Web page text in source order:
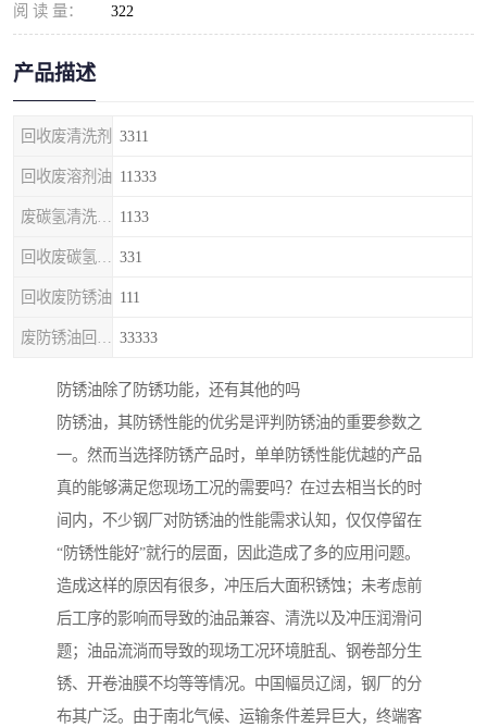
阅 读 量： 322
产品描述
回收废清洗剂 3311
回收废溶剂油 11333
1133
331
回收废防锈油 111
33333
防锈油除了防锈功能，还有其他的吗
防锈油，其防锈性能的优劣是评判防锈油的重要参数之
一。然而当选择防锈产品时，单单防锈性能优越的产品
真的能够满足您现场工况的需要吗？在过去相当长的时
间内，不少钢厂对防锈油的性能需求认知，仅仅停留在
“防锈性能好”就行的层面，因此造成了多的应用问题。
造成这样的原因有很多，冲压后大面积锈蚀；未考虑前
后工序的影响而导致的油品兼容、清洗以及冲压润滑问
题；油品流淌而导致的现场工况环境脏乱、钢卷部分生
锈、开卷油膜不均等等情况。中国幅员辽阔，钢厂的分
布其广泛。由于南北气候、运输条件差异巨大，终端客